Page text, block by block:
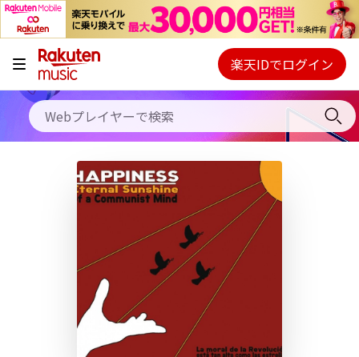
キャンペーン
料金プラン
使い方
初回30日間無料お試し
Webプレイヤー
ご契約内容の確認・変更
楽天IDでログイン